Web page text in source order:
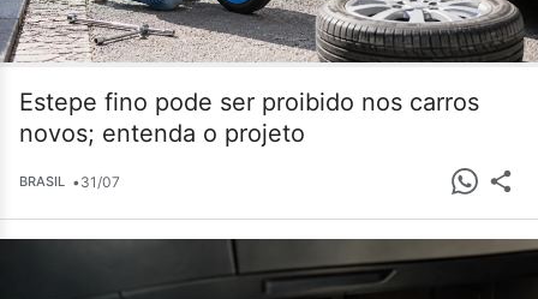
Estepe fino pode ser proibido nos carros
novos; entenda o projeto
BRASIL •31/07